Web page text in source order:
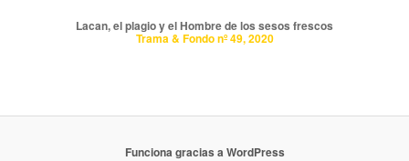
Lacan, el plagio y el Hombre de los sesos frescos
Trama & Fondo nº 49, 2020
Funciona gracias a WordPress